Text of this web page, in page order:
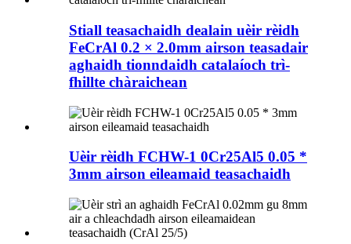
Stiall teasachaidh dealain uèir rèidh
FeCrAl 0.2 × 2.0mm airson teasadair
aghaidh tionndaidh catalaíoch trì-
fhillte chàraichean
Uèir rèidh FCHW-1 0Cr25Al5 0.05 *
3mm airson eileamaid teasachaidh